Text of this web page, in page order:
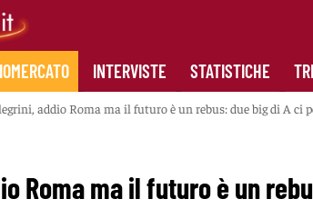
INTERVISTE STATISTICHE
addio Roma ma il futuro è un rebus: due big di A ci
Roma ma il futuro è un